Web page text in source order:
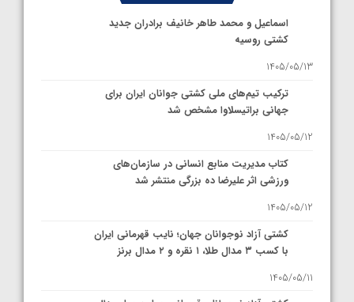
اسماعیل و محمد طاهر خانیف برادران جدید
کشتی روسیه
1405/05/13
ترکیب تیم‌های ملی کشتی جوانان ایران برای
جهانی براتیسلاوا مشخص شد
1405/05/12
کتاب مدیریت منابع انسانی در سازمان‌های
ورزشی اثر علیرضا ده بزرگی منتشر شد
1405/05/12
کشتی آزاد نوجوانان جهان؛ نایب قهرمانی ایران
با کسب ۳ مدال طلا، ۱ نقره و ۲ مدال برنز
1405/05/11